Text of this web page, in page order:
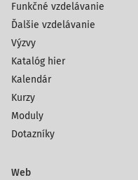
Funkčné vzdelávanie
Ďalšie vzdelávanie
Výzvy
Katalóg hier
Kalendár
Kurzy
Moduly
Dotazníky
Web